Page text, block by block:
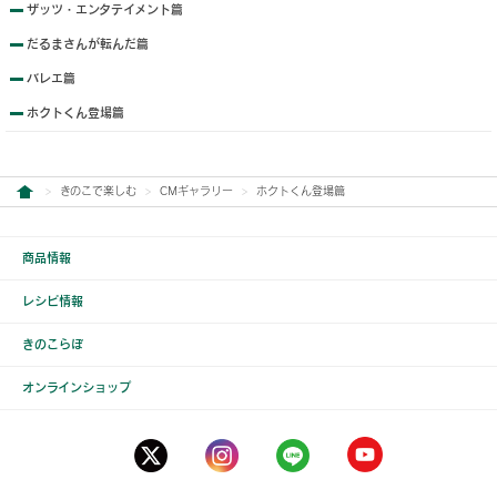
ザッツ・エンタテイメント篇
だるまさんが転んだ篇
バレエ篇
ホクトくん登場篇
きのこで楽しむ CMギャラリー ホクトくん登場篇
商品情報
レシピ情報
きのこらぼ
オンラインショップ